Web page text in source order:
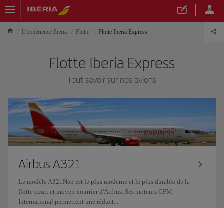
L’expérience Iberia Flotte Flotte Iberia Express
Flotte Iberia Express
Tout savoir sur nos avions
Airbus A321
Le modèle A321Neo est le plus moderne et le plus durable de la
flotte court et moyen-courrier d'Airbus. Ses moteurs CFM
International permettent une réduct...